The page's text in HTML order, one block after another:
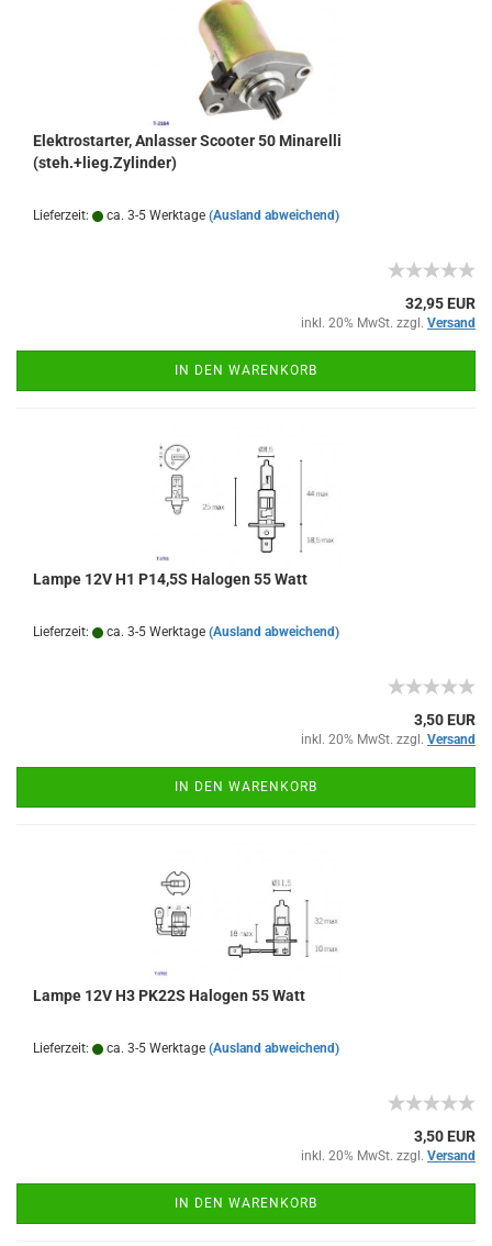
Elektrostarter, Anlasser Scooter 50 Minarelli
(steh.+lieg.Zylinder)
Lieferzeit: ca. 3-5 Werktage (Ausland abweichend)
32,95 EUR
inkl. 20% MwSt. zzgl. Versand
IN DEN WARENKORB
Lampe 12V H1 P14,5S Halogen 55 Watt
Lieferzeit: ca. 3-5 Werktage (Ausland abweichend)
3,50 EUR
inkl. 20% MwSt. zzgl. Versand
IN DEN WARENKORB
Lampe 12V H3 PK22S Halogen 55 Watt
Lieferzeit: ca. 3-5 Werktage (Ausland abweichend)
3,50 EUR
inkl. 20% MwSt. zzgl. Versand
IN DEN WARENKORB